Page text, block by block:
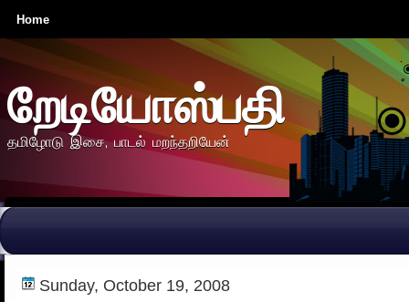
Home
றேடியோஸ்பதி
தமிழோடு இசை, பாடல் மறந்தறியேன்
Sunday, October 19, 2008